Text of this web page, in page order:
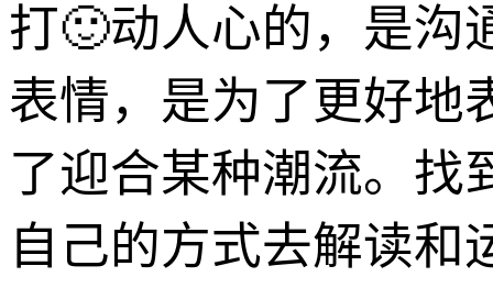
打🙂动人心的，是沟
表情，是为了更好地
了迎合某种潮流。找
自己的方式去解读和